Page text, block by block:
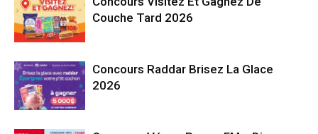
Couche Tard 2026
Concours Raddar Brisez La Glace
2026